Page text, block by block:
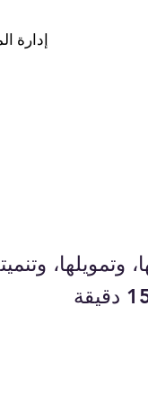
إدارة
وتمويلها،